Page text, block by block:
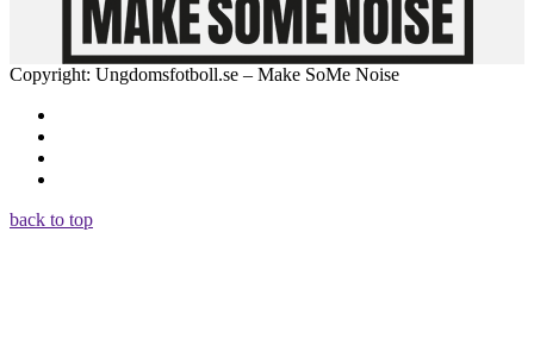
Copyright: Ungdomsfotboll.se – Make SoMe Noise
back to top